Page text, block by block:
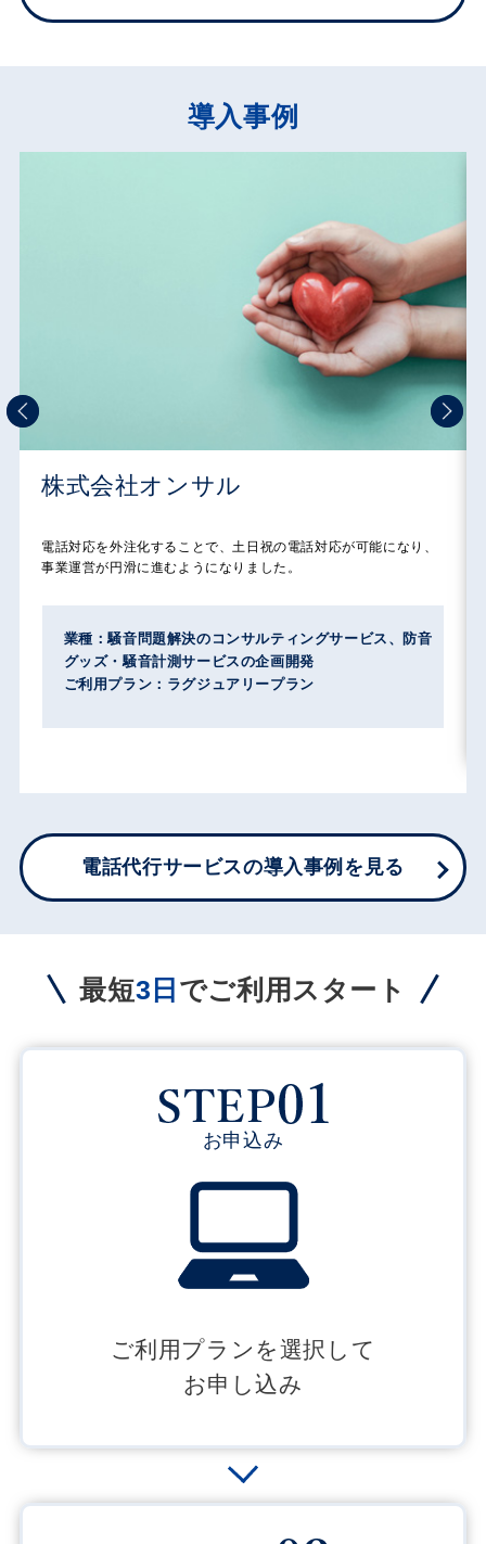
導入事例
株式会社JP.Company
営業電話・いたずら電話のストレスから解放！スタッフが安心し
て本来の業務に集中できるようになりました。
業種：中古品販売・輸出・買取
ご利用プラン：ラグジュアリープラン
電話代行サービスの導入事例を見る
最短3日 でご利用スタート
お申込み
ご利用プランを選択して
お申し込み